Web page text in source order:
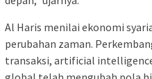
Al Haris menilai ekonomi
perubahan zaman.
transaksi, artificial